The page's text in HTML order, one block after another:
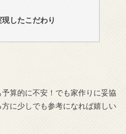
したこだわり
予算的に不安！でも家作りに妥協
に少しでも参考になれば嬉しい